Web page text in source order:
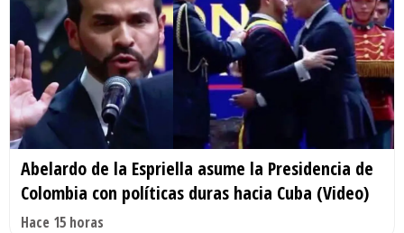
Abelardo de la Espriella asume la Presidencia de
Colombia con políticas duras hacia Cuba (Video)
Hace 15 horas